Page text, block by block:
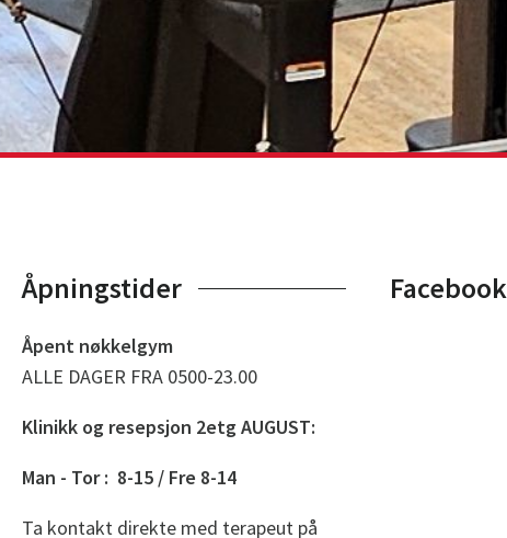
Åpningstider
Åpent nøkkelgym
ALLE DAGER FRA 0500-23.00
Klinikk og resepsjon 2etg AUGUST:
Man - Tor : 8-15 / Fre 8-14
Ta kontakt direkte med terapeut på
Facebook